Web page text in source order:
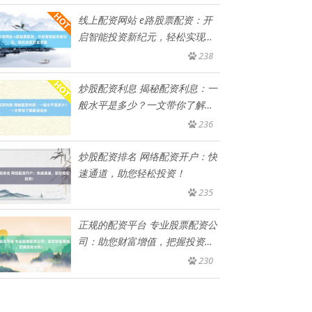
线上配资网站 e路股票配资：开
启智能投资新纪元，轻松实现财
238
炒股配资利息 揭秘配资利息：一
般水平是多少？一文带你了解配
236
炒股配资排名 网络配资开户：快
速通道，助您轻松投资！
235
正规的配资平台 专业股票配资公
司：助您财富增值，把握投资先
230